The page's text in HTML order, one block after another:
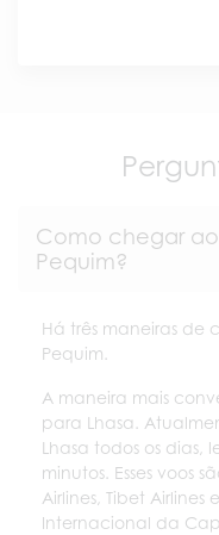
Como chegar
Pequim?
Há três maneiras de
Pequim.
A maneira mais
para Lhasa.
Lhasa todos os dias,
minutos. Esses voos
Airlines, Tibet
Internacional da